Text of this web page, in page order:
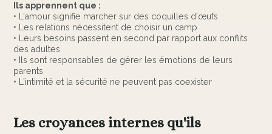
Ils apprennent que :
• L'amour signifie marcher sur des coquilles d'œufs
• Les relations nécessitent de choisir un camp
• Leurs besoins passent en second par rapport aux conflits
des adultes
• Ils sont responsables de gérer les émotions de leurs
parents
• L'intimité et la sécurité ne peuvent pas coexister
Les croyances internes qu'ils